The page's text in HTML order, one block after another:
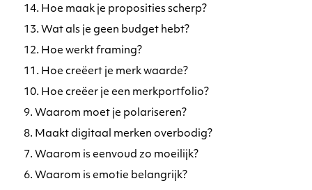
14. Hoe maak je proposities scherp?
13. Wat als je geen budget hebt?
12. Hoe werkt framing?
11. Hoe creëert je merk waarde?
10. Hoe creëer je een merkportfolio?
9. Waarom moet je polariseren?
8. Maakt digitaal merken overbodig?
7. Waarom is eenvoud zo moeilijk?
6. Waarom is emotie belangrijk?